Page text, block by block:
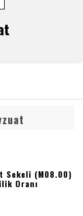
(m08.00)
Oranı